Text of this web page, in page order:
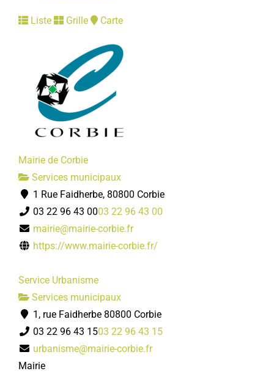
Liste Grille Carte
Mairie de Corbie
Services municipaux
1 Rue Faidherbe, 80800 Corbie
03 22 96 43 0003 22 96 43 00
mairie@mairie-corbie.fr
https://www.mairie-corbie.fr/
Service Urbanisme
Services municipaux
1, rue Faidherbe 80800 Corbie
03 22 96 43 1503 22 96 43 15
urbanisme@mairie-corbie.fr
Mairie